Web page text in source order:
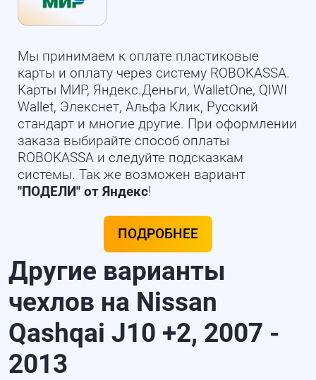
Мы принимаем к оплате пластиковые
карты и оплату через систему ROBOKASSA.
Карты МИР, Яндекс.Деньги, WalletOne, QIWI
Wallet, Элекснет, Альфа Клик, Русский
стандарт и многие другие. При оформлении
заказа выбирайте способ оплаты
ROBOKASSA и следуйте подсказкам
системы. Так же возможен вариант
"ПОДЕЛИ" от Яндекс!
ПОДРОБНЕЕ
Другие варианты
чехлов на Nissan
Qashqai J10 +2, 2007 -
2013